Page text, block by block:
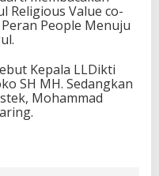
Religious Value co-
People Menuju
Kepala LLDikti
SH MH. Sedangkan
Mohammad